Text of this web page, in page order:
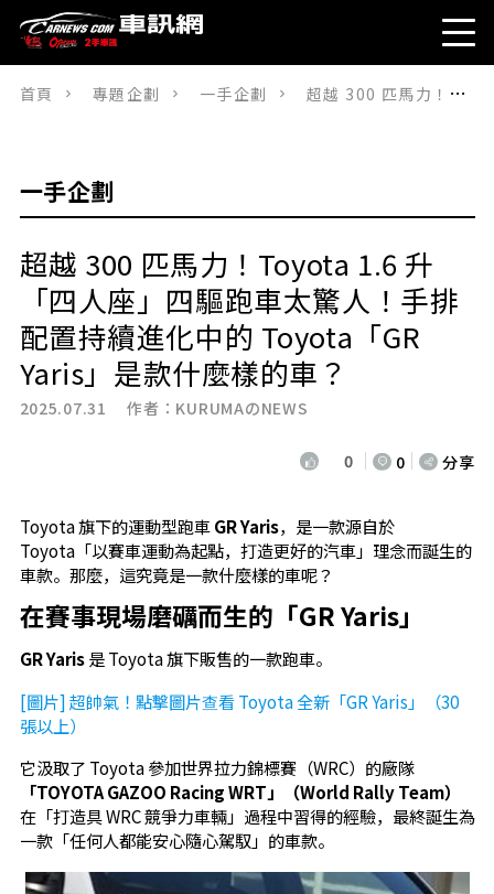
首頁 專題企劃 一手企劃 超越 300 匹馬力！Toyota 1.6 升「四人座」四驅跑車太驚人！手排配置持續進化中的 Toyota「GR Yaris」是款什麼樣的車？
一手企劃
超越 300 匹馬力！Toyota 1.6 升
「四人座」四驅跑車太驚人！手排
配置持續進化中的 Toyota「GR
Yaris」是款什麼樣的車？
2025.07.31 作者： KURUMAのNEWS
0 0 分享
Toyota 旗下的運動型跑車GR Yaris，是一款源自於
Toyota「以賽車運動為起點，打造更好的汽車」理念而誕生的
車款。那麼，這究竟是一款什麼樣的車呢？
在賽事現場磨礪而生的「GR Yaris」
GR Yaris是 Toyota 旗下販售的一款跑車。
[圖片] 超帥氣！點擊圖片查看 Toyota 全新「GR Yaris」（30
張以上）
它汲取了 Toyota 參加世界拉力錦標賽（WRC）的廠隊
「TOYOTA GAZOO Racing WRT」（World Rally Team）
在「打造具 WRC 競爭力車輛」過程中習得的經驗，最終誕生為
一款「任何人都能安心隨心駕馭」的車款。